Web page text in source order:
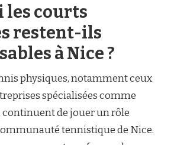
les courts
restent-ils
à Nice ?
physiques, notamment ceux
spécialisées comme
continuent de jouer un rôle
tennistique de Nice.